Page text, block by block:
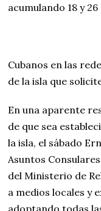
acumulando 18 y
Cubanos en las
de la isla que
En una aparente
de que sea
la isla, el sábado
Asuntos
del Ministerio de
a medios locales y
adoptando todas